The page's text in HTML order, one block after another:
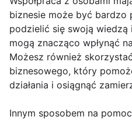
biznesie może być bardzo
podzielić się swoją
mogą znacząco wpłynąć
Możesz również
biznesowego, który
działania i osiągnąć
Innym sposobem na